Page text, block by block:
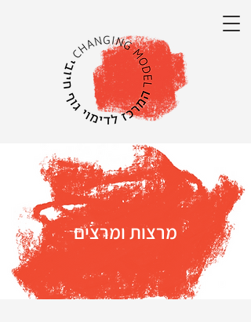
מרצות ומרצים